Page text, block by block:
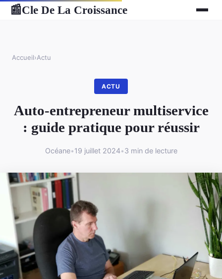
📰Cle De La Croissance
Accueil›Actu
ACTU
Auto-entrepreneur multiservice
: guide pratique pour réussir
Océane•19 juillet 2024•3 min de lecture